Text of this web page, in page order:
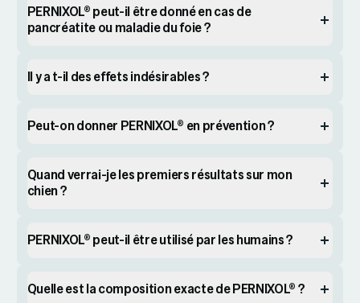
PERNIXOL® peut-il être donné en cas de
pancréatite ou maladie du foie ?
Il y a t-il des effets indésirables ?
Peut-on donner PERNIXOL® en prévention ?
Quand verrai-je les premiers résultats sur mon
chien ?
PERNIXOL® peut-il être utilisé par les humains ?
Quelle est la composition exacte de PERNIXOL® ?